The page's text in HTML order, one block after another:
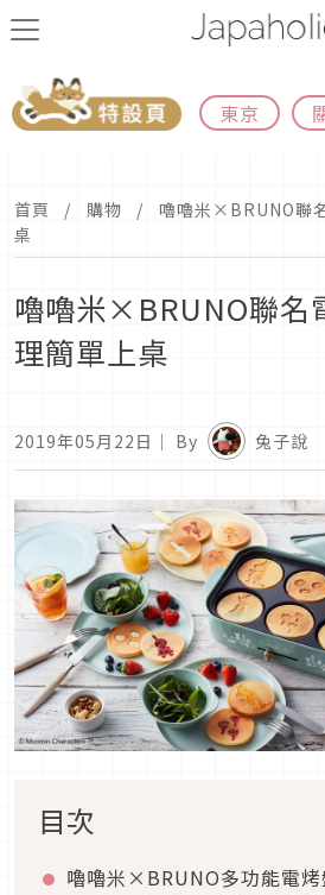
東京
首頁 購物
嚕嚕米×BRUNO聯
桌
嚕嚕米×BRUNO聯名
理簡單上桌
2019年05月22日 ｜ By 兔子說
目次
嚕嚕米×BRUNO多功能電烤